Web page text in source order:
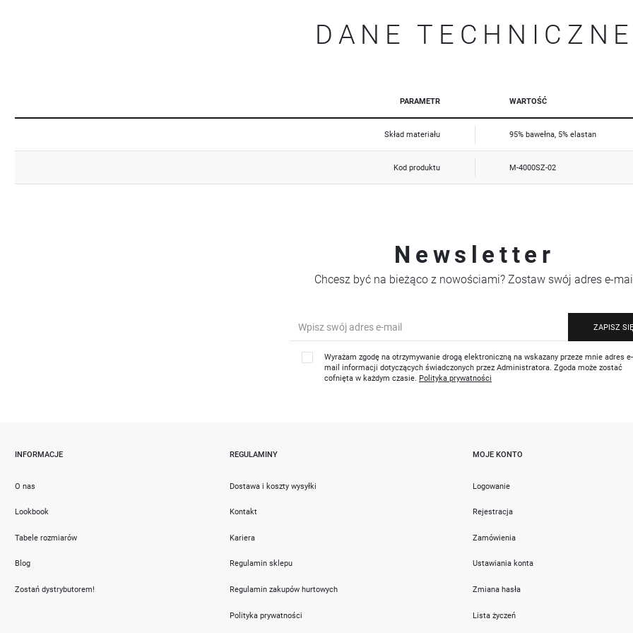
DANE
PARAMETR WARTOŚĆ
Skład materiału 95% bawełna, 5% elastan
Kod produktu M-4000SZ-02
Newsletter
Chcesz być na bieżąco z nowościami? Zostaw swój adres e-
ZAPISZ
Wyrażam zgodę na otrzymywanie drogą elektroniczną na wskazany przeze mnie adres e-
mail informacji dotyczących świadczonych przez Administratora. Zgoda może zostać
cofnięta w każdym czasie. Polityka prywatności
INFORMACJE
O nas
Lookbook
Tabele rozmiarów
Blog
Zostań dystrybutorem!
REGULAMINY
Dostawa i koszty wysyłki
Kontakt
Kariera
Regulamin sklepu
Regulamin zakupów hurtowych
Polityka prywatności
MOJE KONTO
Logowanie
Rejestracja
Zamówienia
Ustawiania konta
Zmiana hasła
Lista życzeń